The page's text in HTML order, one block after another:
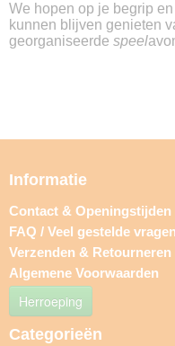
We hopen op je begrip
kunnen blijven genieten
georganiseerde speel
Informatie
Contact & Openingstijden
FAQ / Veel gestelde vragen
Verzenden & Retourneren
Algemene Voorwaarden
Herroeping
Categorieën